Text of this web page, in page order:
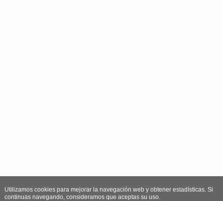
Utilizamos cookies para mejorar la navegación web y obtener estadísticas. Si
continuas navegando, consideramos que aceptas su uso.